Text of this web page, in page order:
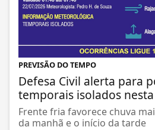
PREVISÃO DO TEMPO
Defesa Civil alerta para
temporais isolados
Frente fria favorece chuva
da manhã e o início da tarde